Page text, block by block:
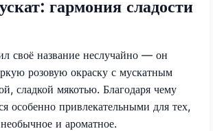
гармония сладости
своё название неслучайно — он
розовую окраску с мускатным
сладкой мякотью. Благодаря чему
особенно привлекательными для тех,
и ароматное.